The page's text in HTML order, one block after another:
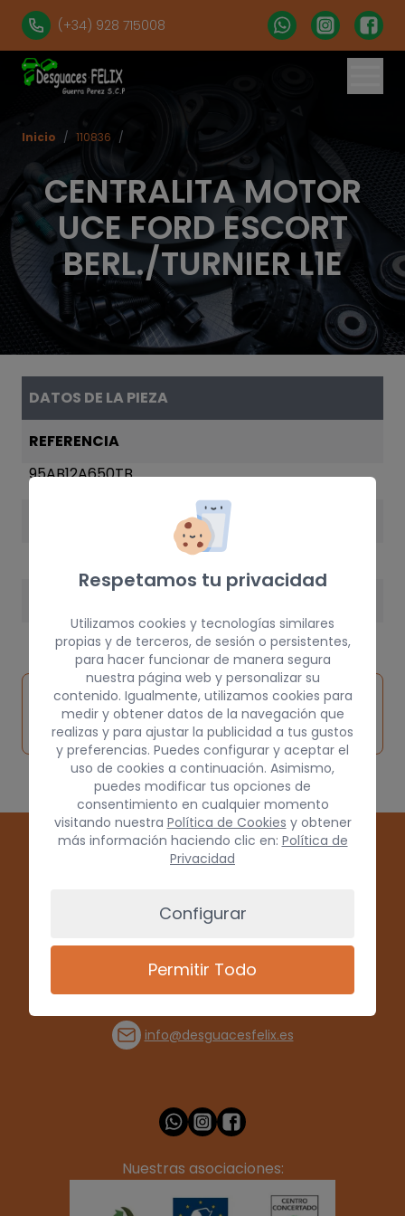
(+34) 928 715008
CENTRALITA MOTOR
UCE FORD ESCORT
BERL./TURNIER L1E
Inicio / 110836 /
DATOS DE LA PIEZA
REFERENCIA
95AB12A650TB
Inspeccionar
vehículo de
origen
Solicitar
pieza
Consultar
por
info@desguacesfelix.es
Nuestras asociaciones:
Respetamos tu privacidad
Utilizamos cookies y tecnologías similares
propias y de terceros, de sesión o persistentes,
para hacer funcionar de manera segura
nuestra página web y personalizar su
contenido. Igualmente, utilizamos cookies para
medir y obtener datos de la navegación que
realizas y para ajustar la publicidad a tus gustos
y preferencias. Puedes configurar y aceptar el
uso de cookies a continuación. Asimismo,
puedes modificar tus opciones de
consentimiento en cualquier momento
visitando nuestra Política de Cookies y obtener
más información haciendo clic en: Política de
Privacidad
Configurar
Permitir Todo